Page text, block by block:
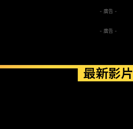
- 廣告 -
- 廣告 -
最新影片